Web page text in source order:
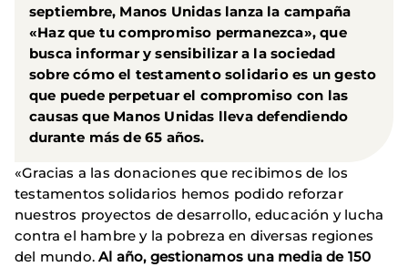
septiembre, Manos Unidas lanza la campaña
«Haz que tu compromiso permanezca», que
busca informar y sensibilizar a la sociedad
sobre cómo el testamento solidario es un gesto
que puede perpetuar el compromiso con las
causas que Manos Unidas lleva defendiendo
durante más de 65 años.
«Gracias a las donaciones que recibimos de los
testamentos solidarios hemos podido reforzar
nuestros proyectos de desarrollo, educación y lucha
contra el hambre y la pobreza en diversas regiones
del mundo.Al año, gestionamos una media de 150